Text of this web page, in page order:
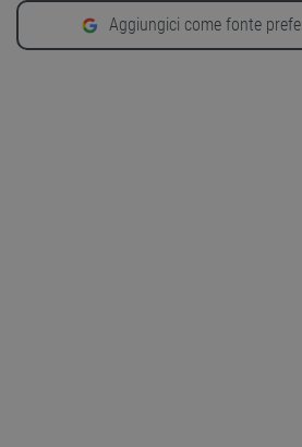
Aggiungici come fonte